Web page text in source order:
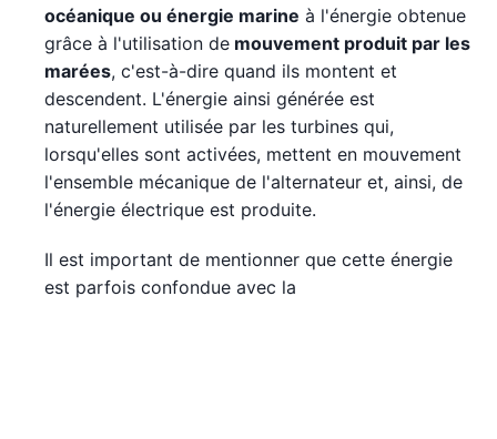
océanique ou énergie marine à l'énergie obtenue
grâce à l'utilisation de mouvement produit par les
marées, c'est-à-dire quand ils montent et
descendent. L'énergie ainsi générée est
naturellement utilisée par les turbines qui,
lorsqu'elles sont activées, mettent en mouvement
l'ensemble mécanique de l'alternateur et, ainsi, de
l'énergie électrique est produite.
Il est important de mentionner que cette énergie
est parfois confondue avec la